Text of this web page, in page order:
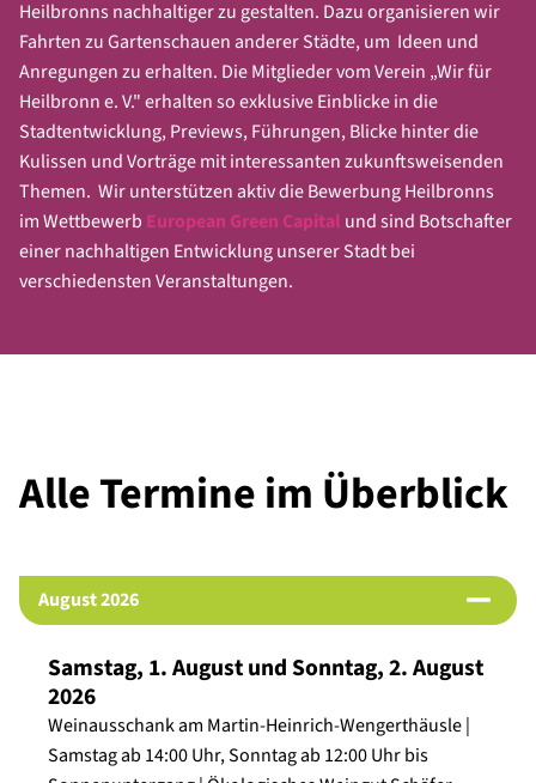
Anmeldung unterinfo@wir-fuer-heilbronn.com
Interessenten zur Mitarbeit in den Teams können sich
jederzeit bei der Geschäftsstelle melden.
Wir leiten die Anfragen dann an die Teamleiter weiter.
Christoph Herzog
(Architektur/Städtebau)
Oliver Toellner
(Grün-, Garten- und
Landschaftspflege)
Axel Vornam(Kultur)
Dagmar Lägler
(Soziales/Integration)
Christian Rieck(Hochschule/Wissensstadt)
Hannelore Schröter-Wagner/Timo Zöllner
(Schausteller und Marktkaufleute)
Prof. Dr. Christian Buer
(Tourismus)
(Kirchen)
Herbert Tabler/Altin Zhegrova(Sport)
Weitere Themenbereiche können ergänzt werden.
Institutionelle Mitglieder des Beirats:
- Botanischer Obstgarten Heilbronn (Förderverein
Garten- und Baukultur Heilbronn)
- Dieter-Schwarz-Stiftung
- Handwerkskammer Heilbronn-Franken
- Heilbronner Bürgerstiftung
Heilbronns nachhaltiger zu gestalten. Dazu organisieren wir
Fahrten zu Gartenschauen anderer Städte, um Ideen und
Anregungen zu erhalten. Die Mitglieder vom Verein „Wir für
Heilbronn e. V." erhalten so exklusive Einblicke in die
Stadtentwicklung, Previews, Führungen, Blicke hinter die
Kulissen und Vorträge mit interessanten zukunftsweisenden
Themen. Wir unterstützen aktiv die Bewerbung Heilbronns
im Wettbewerb European Green Capital und sind Botschafter
einer nachhaltigen Entwicklung unserer Stadt bei
verschiedensten Veranstaltungen.
Alle Termine im Überblick
August 2026
Samstag, 1. August und Sonntag, 2. August
2026
Weinausschank am Martin-Heinrich-Wengerthäusle |
Samstag ab 14:00 Uhr, Sonntag ab 12:00 Uhr bis